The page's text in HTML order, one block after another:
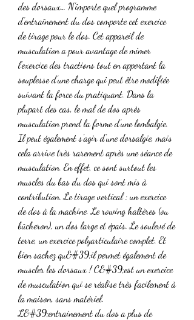
des dorsaux… N’importe quel programme
d’entraînement du dos comporte cet exercice
de tirage pour le dos. Cet appareil de
musculation a pour avantage de mimer
l’exercice des tractions tout en apportant la
souplesse d’une charge qui peut être modifiée
suivant la force du pratiquant. Dans la
plupart des cas, le mal de dos après
musculation prend la forme d’une lombalgie.
Il peut également s’agir d’une dorsalgie, mais
cela arrive très rarement après une séance de
musculation. En effet, ce sont surtout les
muscles du bas du dos qui sont mis à
contribution. Le tirage vertical : un exercice
de dos à la machine. Le rowing haltères (ou
bûcheron), un dos large et épais. Le soulevé de
terre, un exercice polyarticulaire complet. Et
bien sachez qu&#39;il permet également de
muscler les dorsaux ! C&#39;est un exercice
de musculation qui se réalise très facilement à
la maison, sans matériel.
L&#39;entrainement du dos a plus de